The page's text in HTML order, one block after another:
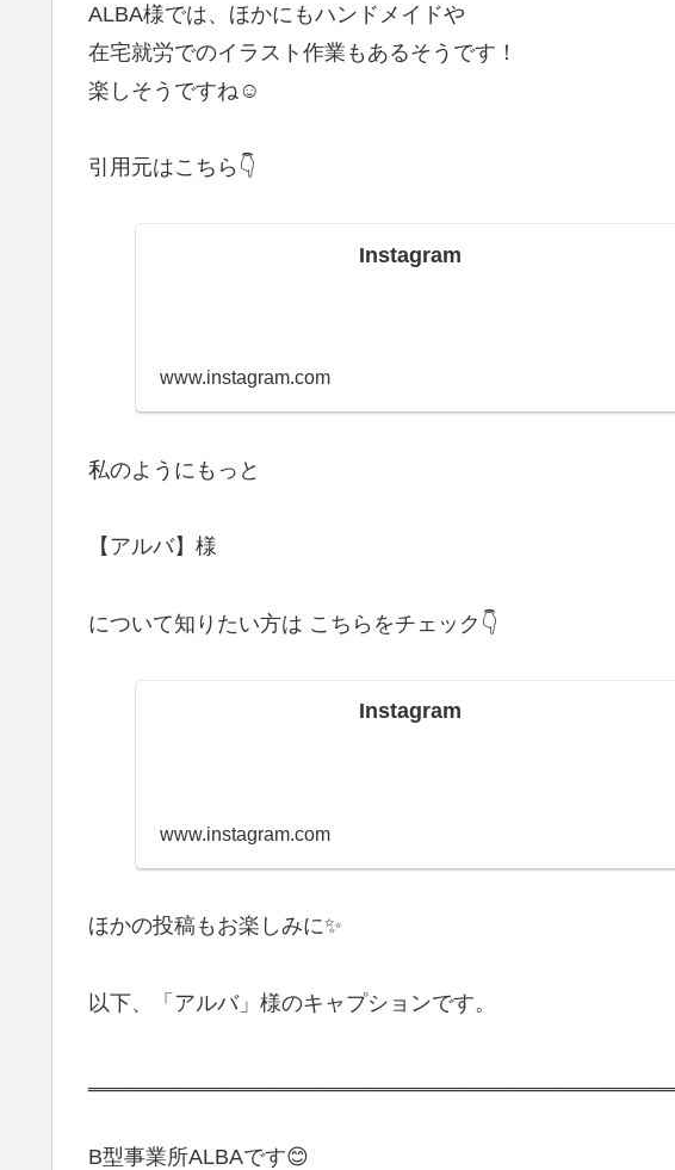
ALBA様では、ほかにもハンドメイドや
在宅就労でのイラスト作業もあるそうです！
楽しそうですね☺
引用元はこちら👇
Instagram
www.instagram.com
私のようにもっと
【アルバ】様
について知りたい方は こちらをチェック👇
Instagram
www.instagram.com
ほかの投稿もお楽しみに✨
以下、「アルバ」様のキャプションです。
B型事業所ALBAです😊